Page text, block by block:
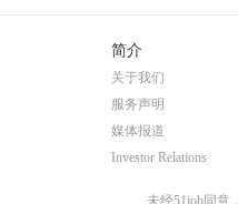
简介
关于我们
服务声明
媒体报道
Investor Relations
未经51job同意